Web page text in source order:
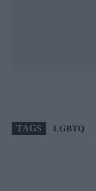
TAGS LGBTQ